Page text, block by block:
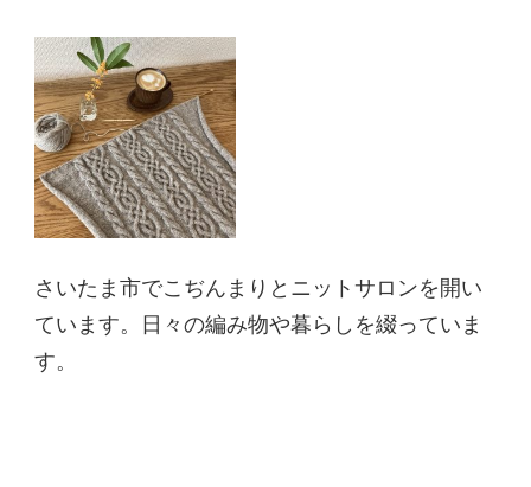
さいたま市でこぢんまりとニットサロンを開い
ています。日々の編み物や暮らしを綴っていま
す。